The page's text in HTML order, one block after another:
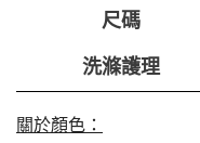
尺碼
洗滌護理
關於顏色：